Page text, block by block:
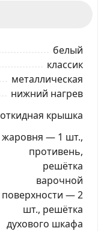
белый
классик
металлическая
нижний нагрев
откидная крышка
жаровня — 1 шт.,
противень,
решётка
варочной
поверхности — 2
шт., решётка
духового шкафа